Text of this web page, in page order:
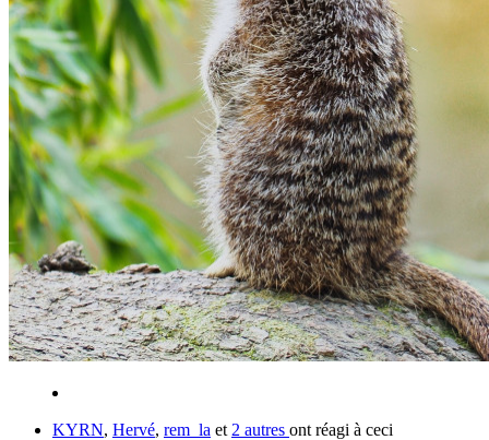
KYRN, Hervé, rem_la et 2 autres ont réagi à ceci